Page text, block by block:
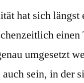
hat sich
einen
umgesetzt
sein, in der